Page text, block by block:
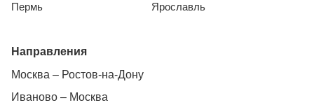
Пермь
Ярославль
Направления
Москва – Ростов-на-Дону
Иваново – Москва